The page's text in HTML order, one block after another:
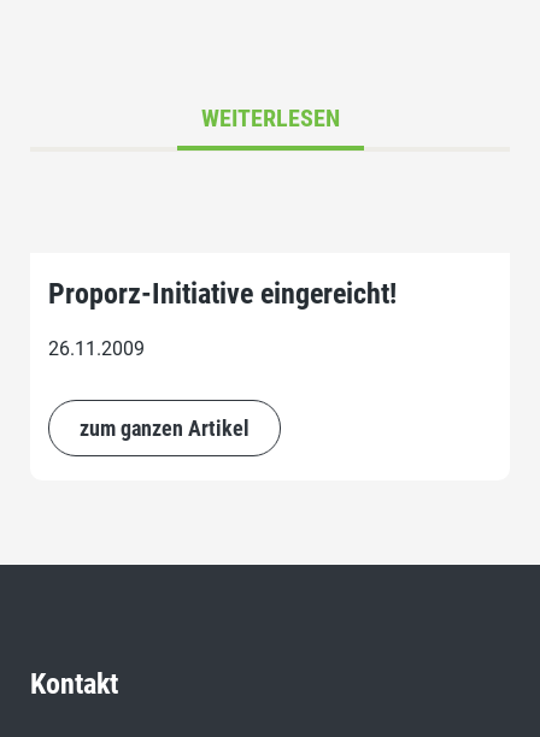
WEITERLESEN
Proporz-Initiative eingereicht!
26.11.2009
zum ganzen Artikel
Kontakt